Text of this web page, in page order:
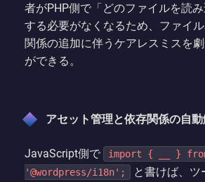
者がPHP側で「どのファイルを読
する必要がなくなるため、ファイ
関係の追加に伴うケアレスミスを
ができる。
アセット管理と依存関係の自
JavaScript側で
import { __ }
'@wordpress/i18n';
と書けば、ツ